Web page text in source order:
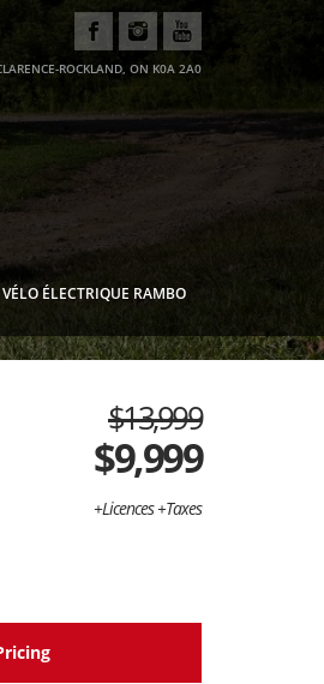
ROCKLAND, ON K0A 2A0
VÉLO ÉLECTRIQUE RAMBO
$13,999
$9,999
+Licences +Taxes